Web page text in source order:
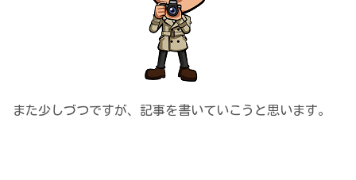
また少しづつですが、記事を書いていこうと思います。